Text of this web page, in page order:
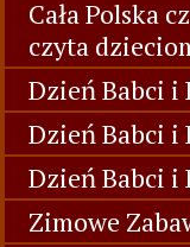
Cała Polska
czyta
Dzień Babci
Dzień Babci i
Dzień Babci i
Zimowe